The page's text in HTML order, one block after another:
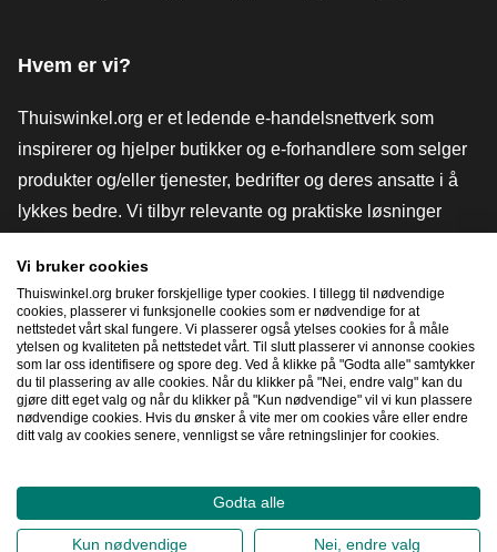
Hvem er vi?
Thuiswinkel.org er et ledende e-handelsnettverk som
inspirerer og hjelper butikker og e-forhandlere som selger
produkter og/eller tjenester, bedrifter og deres ansatte i å
lykkes bedre. Vi tilbyr relevante og praktiske løsninger
verktøy og råd, advokatvirksomhet, markedsundersøkelser,
og har vår egen utdanningsplattform, Thuiswinkel e-
Academy.
Naviger raskt
2026©Thuiswinkel.org
Vi bruker cookies
Thuiswinkel.org bruker forskjellige typer cookies. I tillegg til nødvendige
cookies, plasserer vi funksjonelle cookies som er nødvendige for at
nettstedet vårt skal fungere. Vi plasserer også ytelses cookies for å måle
ytelsen og kvaliteten på nettstedet vårt. Til slutt plasserer vi annonse cookies
som lar oss identifisere og spore deg. Ved å klikke på "Godta alle" samtykker
du til plassering av alle cookies. Når du klikker på "Nei, endre valg" kan du
gjøre ditt eget valg og når du klikker på "Kun nødvendige" vil vi kun plassere
nødvendige cookies. Hvis du ønsker å vite mer om cookies våre eller endre
ditt valg av cookies senere, vennligst se våre retningslinjer for cookies.
Godta alle
Kun nødvendige Nei, endre valg